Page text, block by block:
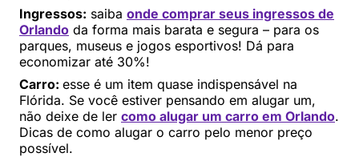
Ingressos: saiba onde comprar seus ingressos de
Orlando da forma mais barata e segura – para os
parques, museus e jogos esportivos! Dá para
economizar até 30%!
Carro: esse é um item quase indispensável na
Flórida. Se você estiver pensando em alugar um,
não deixe de ler como alugar um carro em Orlando.
Dicas de como alugar o carro pelo menor preço
possível.